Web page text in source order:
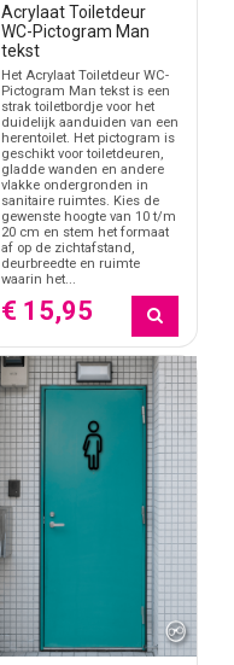
Acrylaat Toiletdeur
WC-Pictogram Man
tekst
Het Acrylaat Toiletdeur WC-
Pictogram Man tekst is een
strak toiletbordje voor het
duidelijk aanduiden van een
herentoilet. Het pictogram is
geschikt voor toiletdeuren,
gladde wanden en andere
vlakke ondergronden in
sanitaire ruimtes. Kies de
gewenste hoogte van 10 t/m
20 cm en stem het formaat
af op de zichtafstand,
deurbreedte en ruimte
waarin het...
€ 15,95